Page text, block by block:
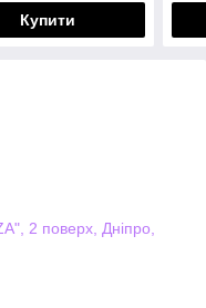
Купити
2 поверх, Дніпро,